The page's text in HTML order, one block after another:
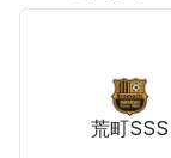
荒町SSS